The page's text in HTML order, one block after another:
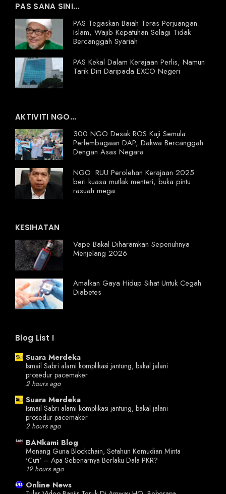
PAS SANA SINI...
PAS Tegaskan Baiah Teras Perjuangan
Islam, Wajib Kepatuhan Selagi Tidak
Bercanggah Syariah
PAS Kekal Dalam Kerajaan Perlis, Namun
Tarik Diri Daripada EXCO Negeri
AKTIVITI NGO...
300 NGO Desak ROS Kaji Semula
Perlembagaan DAP, Dakwa Bercanggah
Dengan Asas Negara
NGO: RUU Perolehan Kerajaan 2025
beri kuasa mutlak menteri, buka pintu
rasuah mega
KESIHATAN
Vape Bakal Diharamkan Sepenuhnya
Menjelang 2026
Amalkan Gaya Hidup Sihat Untuk Cegah
Diabetes
Blog List I
Suara Merdeka
Ismail Sabri alami komplikasi jantung, bakal jalani
prosedur pacemaker
2 hours ago
Suara Merdeka
Ismail Sabri alami komplikasi jantung, bakal jalani
prosedur pacemaker
2 hours ago
BANkami Blog
Menang Guna Blockchain, Setahun Kemudian Minta
'Cuti' – Apa Sebenarnya Berlaku Dala PKR?
19 hours ago
Online News